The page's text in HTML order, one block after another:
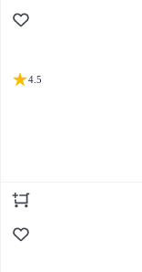
4.5